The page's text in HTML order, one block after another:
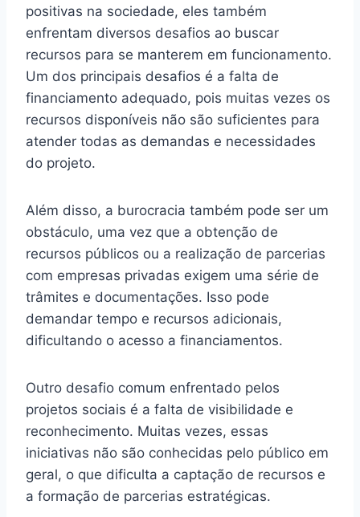
positivas na sociedade, eles também
enfrentam diversos desafios ao buscar
recursos para se manterem em funcionamento.
Um dos principais desafios é a falta de
financiamento adequado, pois muitas vezes os
recursos disponíveis não são suficientes para
atender todas as demandas e necessidades
do projeto.
Além disso, a burocracia também pode ser um
obstáculo, uma vez que a obtenção de
recursos públicos ou a realização de parcerias
com empresas privadas exigem uma série de
trâmites e documentações. Isso pode
demandar tempo e recursos adicionais,
dificultando o acesso a financiamentos.
Outro desafio comum enfrentado pelos
projetos sociais é a falta de visibilidade e
reconhecimento. Muitas vezes, essas
iniciativas não são conhecidas pelo público em
geral, o que dificulta a captação de recursos e
a formação de parcerias estratégicas.